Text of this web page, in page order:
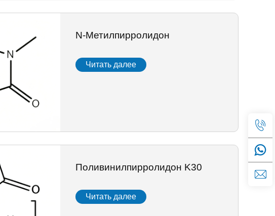
N-Метилпирролидон
Читать далее
Поливинилпирролидон K30
Читать далее